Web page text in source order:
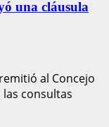
una cláusula
al Concejo
consultas